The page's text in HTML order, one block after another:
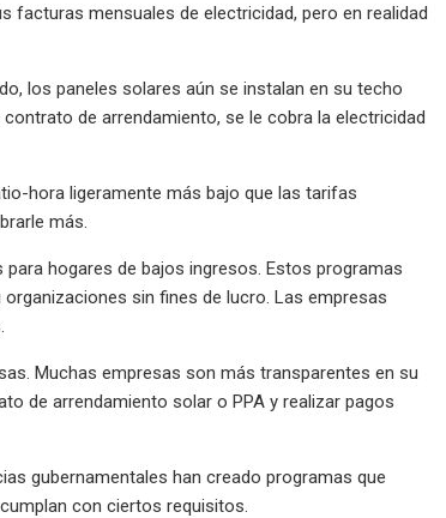
facturas mensuales de electricidad, pero en realidad
los paneles solares aún se instalan en su techo
de arrendamiento, se le cobra la electricidad
hora ligeramente más bajo que las tarifas
más.
hogares de bajos ingresos. Estos programas
sin fines de lucro. Las empresas
Muchas empresas son más transparentes en su
de arrendamiento solar o PPA y realizar pagos
gubernamentales han creado programas que
con ciertos requisitos.